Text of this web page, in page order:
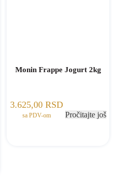
Monin Frappe Jogurt 2kg
3.625,00 RSD
sa PDV-om Pročitajte još